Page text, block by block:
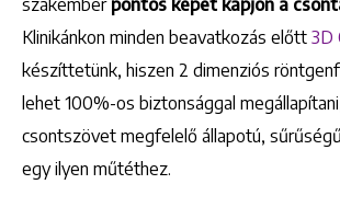
szakember pontos képet kapjon a
Klinikánkon minden beavatkozás előtt 3D
készíttetünk, hiszen 2 dimenziós
lehet 100%-os biztonsággal
csontszövet megfelelő állapotú,
egy ilyen műtéthez.